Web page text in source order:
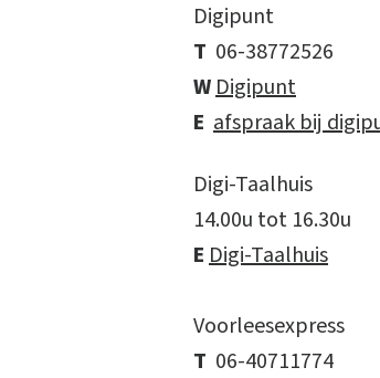
Digipunt
T 06-38772526
WDigipunt
E afspraak bij
Digi-Taalhuis
14.00u tot 16.30u
EDigi-Taalhuis
Voorleesexpress
T 06-40711774